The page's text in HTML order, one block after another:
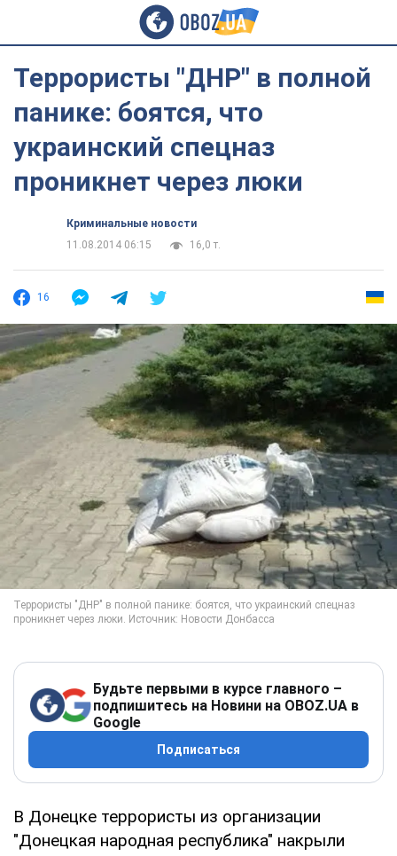
Террористы "ДНР" в полной
панике: боятся, что
украинский спецназ
проникнет через люки
Криминальные новости
11.08.2014 06:15
16,0 т.
16
Будьте первыми в курсе главного –
подпишитесь на Новини на OBOZ.UA в
Google
Подписаться
В Донецке террористы из организации
"Донецкая народная республика" накрыли